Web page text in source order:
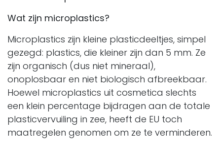
Wat zijn microplastics?
Microplastics zijn kleine plasticdeeltjes, simpel
gezegd: plastics, die kleiner zijn dan 5 mm. Ze
zijn organisch (dus niet mineraal),
onoplosbaar en niet biologisch afbreekbaar.
Hoewel microplastics uit cosmetica slechts
een klein percentage bijdragen aan de totale
plasticvervuiling in zee, heeft de EU toch
maatregelen genomen om ze te verminderen.